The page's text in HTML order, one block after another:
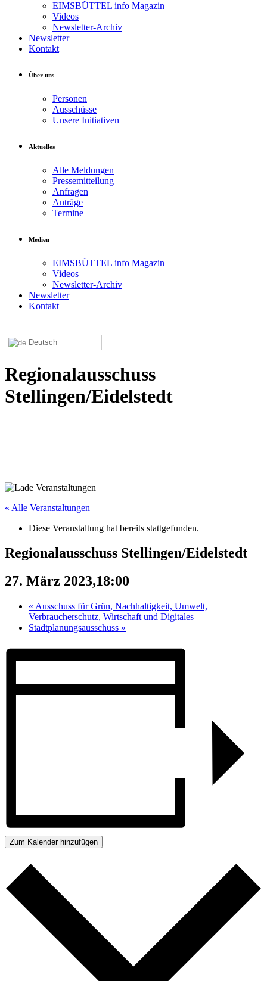
EIMSBÜTTEL info Magazin
Videos
Newsletter-Archiv
Newsletter
Kontakt
Über uns
Personen
Ausschüsse
Unsere Initiativen
Aktuelles
Alle Meldungen
Pressemitteilung
Anfragen
Anträge
Termine
Medien
EIMSBÜTTEL info Magazin
Videos
Newsletter-Archiv
Newsletter
Kontakt
Deutsch
Regionalausschuss
Stellingen/Eidelstedt
« Alle Veranstaltungen
Diese Veranstaltung hat bereits stattgefunden.
Regionalausschuss Stellingen/Eidelstedt
27. März 2023,18:00
« Ausschuss für Grün, Nachhaltigkeit, Umwelt,
Verbraucherschutz, Wirtschaft und Digitales
Stadtplanungsausschuss »
Zum Kalender hinzufügen